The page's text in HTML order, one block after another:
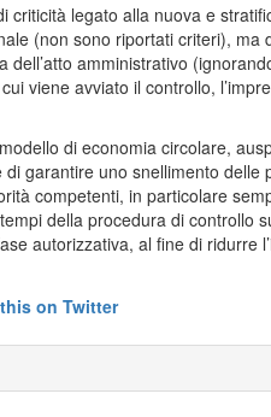
legato alla nuova e
(non sono riportati criteri), ma
dell’atto amministrativo
viene avviato il controllo,
di economia circolare,
garantire uno snellimento delle
competenti, in particolare
della procedura di controllo
autorizzativa, al fine di ridurre